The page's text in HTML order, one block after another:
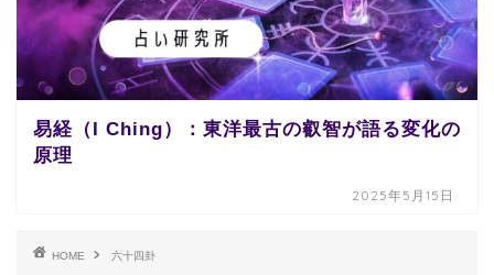
易経（I Ching）：東洋最古の叡智が語る変化の
原理
2025年5月15日
HOME 六十四卦